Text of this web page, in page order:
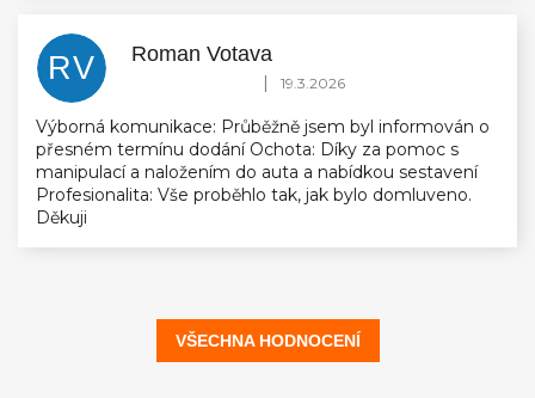
RV Roman Votava
Hodnocení obchodu je 5 z 5 hvězdiček.
| 19.3.2026
Výborná komunikace: Průběžně jsem byl informován o
přesném termínu dodání Ochota: Díky za pomoc s
manipulací a naložením do auta a nabídkou sestavení
Profesionalita: Vše proběhlo tak, jak bylo domluveno.
Děkuji
VŠECHNA HODNOCENÍ